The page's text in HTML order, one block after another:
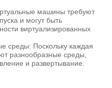
машины требуют
и могут быть
виртуализированных
среды: Поскольку каждая
разнообразные среды,
и развертывание.